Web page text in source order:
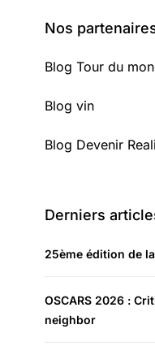
Nos
Blog Tour du
Blog vin
Blog Devenir
Derniers
25ème édition de
OSCARS 2026 :
neighbor